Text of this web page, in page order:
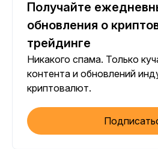
Получайте
обновления о
трейдинге
Никакого спама. Только
контента и обновлений
криптовалют.